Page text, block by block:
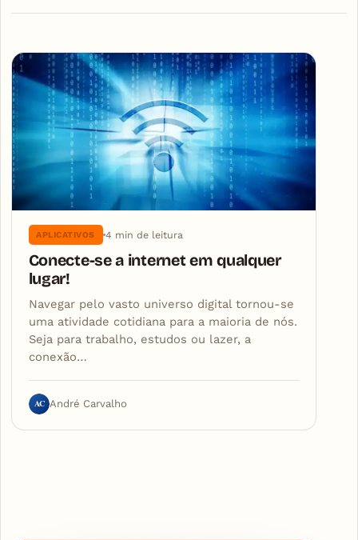
Articles
APLICATIVOS 4 min de leitura
Conecte-se a internet em qualquer
lugar!
Navegar pelo vasto universo digital tornou-se
uma atividade cotidiana para a maioria de nós.
Seja para trabalho, estudos ou lazer, a
conexão…
AC André Carvalho